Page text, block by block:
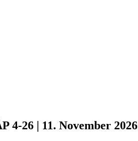
4-26 | 11. November 2026